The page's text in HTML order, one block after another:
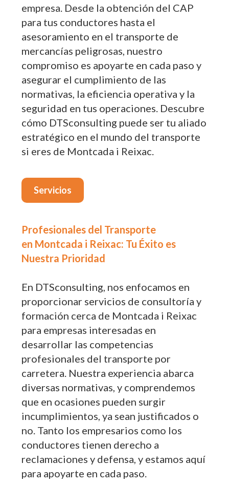
empresa. Desde la obtención del CAP
para tus conductores hasta el
asesoramiento en el transporte de
mercancías peligrosas, nuestro
compromiso es apoyarte en cada paso y
asegurar el cumplimiento de las
normativas, la eficiencia operativa y la
seguridad en tus operaciones. Descubre
cómo DTSconsulting puede ser tu aliado
estratégico en el mundo del transporte
si eres de Montcada i Reixac.
Servicios
Profesionales del Transporte
en Montcada i Reixac: Tu Éxito es
Nuestra Prioridad
En DTSconsulting, nos enfocamos en
proporcionar servicios de consultoría y
formación cerca de Montcada i Reixac
para empresas interesadas en
desarrollar las competencias
profesionales del transporte por
carretera. Nuestra experiencia abarca
diversas normativas, y comprendemos
que en ocasiones pueden surgir
incumplimientos, ya sean justificados o
no. Tanto los empresarios como los
conductores tienen derecho a
reclamaciones y defensa, y estamos aquí
para apoyarte en cada paso.